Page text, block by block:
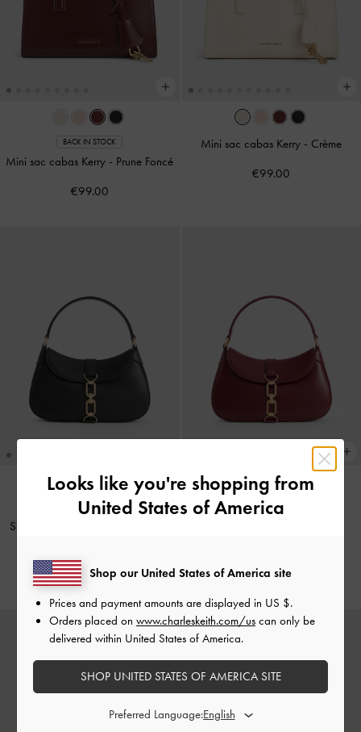
BACK IN STOCK
Mini sac cabas Kerry - Prune Foncé
€99.00
Mini sac cabas Kerry - Crème
€99.00
NEW
Sac hobo à chaîne Agatha
NEW
€89.00
Looks like you're shopping from
United States of America
Shop our United States of America site
Prices and payment amounts are displayed in US $.
Orders placed on www.charleskeith.com/us can only be
delivered within United States of America.
SHOP UNITED STATES OF AMERICA SITE
Preferred Language: